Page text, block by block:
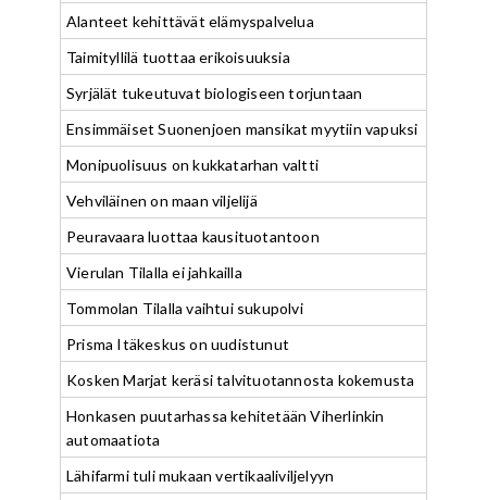
Alanteet kehittävät elämyspalvelua
Taimityllilä tuottaa erikoisuuksia
Syrjälät tukeutuvat biologiseen torjuntaan
Ensimmäiset Suonenjoen mansikat myytiin vapuksi
Monipuolisuus on kukkatarhan valtti
Vehviläinen on maan viljelijä
Peuravaara luottaa kausituotantoon
Vierulan Tilalla ei jahkailla
Tommolan Tilalla vaihtui sukupolvi
Prisma Itäkeskus on uudistunut
Kosken Marjat keräsi talvituotannosta kokemusta
Honkasen puutarhassa kehitetään Viherlinkin
automaatiota
Lähifarmi tuli mukaan vertikaaliviljelyyn